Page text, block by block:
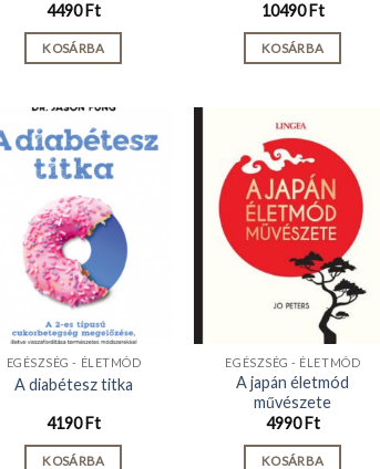
4490Ft
KOSÁRBA
10490Ft
KOSÁRBA
EGÉSZSÉG - ÉLETMÓD
A diabétesz titka
4190 Ft
KOSÁRBA
EGÉSZSÉG - ÉLETMÓD
A japán életmód
művészete
4990 Ft
KOSÁRBA